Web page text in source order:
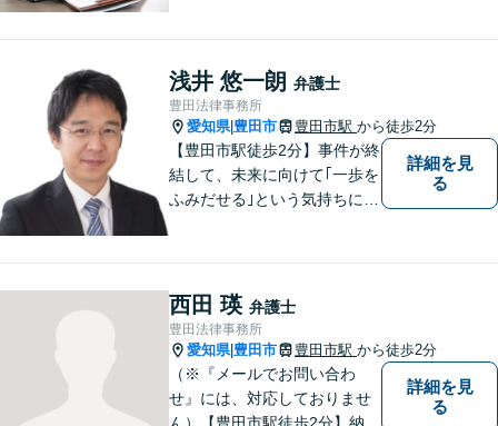
ださい
浅井 悠一朗 弁護士
豊田法律事務所
愛知県| 豊田市 豊田市駅 から徒歩2分
【豊田市駅徒歩2分】事件が終
結して、未来に向けて｢一歩を
ふみだせる｣という気持ちに向
のご不安はご相談ください。
【法テラス利用可※ご利用要
件あり】
詳細を見
る
西田 瑛 弁護士
豊田法律事務所
愛知県| 豊田市 豊田市駅 から徒歩2分
（※『メールでお問い合わ
せ』には、対応しておりませ
ん）【豊田市駅徒歩2分】納得
詳細を見
る